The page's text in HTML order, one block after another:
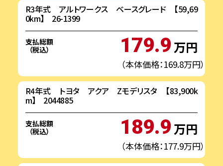
R3年式 アルトワークス ベースグレード 【59,69
0km】 26-1399
支払総額
（税込）
179.9万円
（本体価格：169.8万円）
R4年式 トヨタ アクア Zモデリスタ 【83,900k
m】 2044885
支払総額
（税込）
189.9万円
（本体価格：177.9万円）